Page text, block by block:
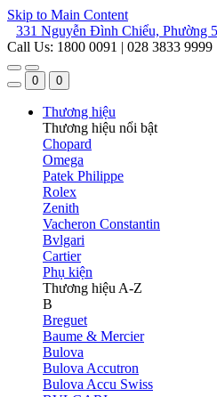
Skip to Main Content
331 Nguyễn Đình Chiểu, Phường
Call Us: 1800 0091 | 028 3833 9999
0 0
Thương hiệu
Thương hiệu nổi bật
Chopard
Omega
Patek Philippe
Rolex
Zenith
Vacheron Constantin
Bvlgari
Cartier
Phụ kiện
Thương hiệu A-Z
B
Breguet
Baume & Mercier
Bulova
Bulova Accutron
Bulova Accu Swiss